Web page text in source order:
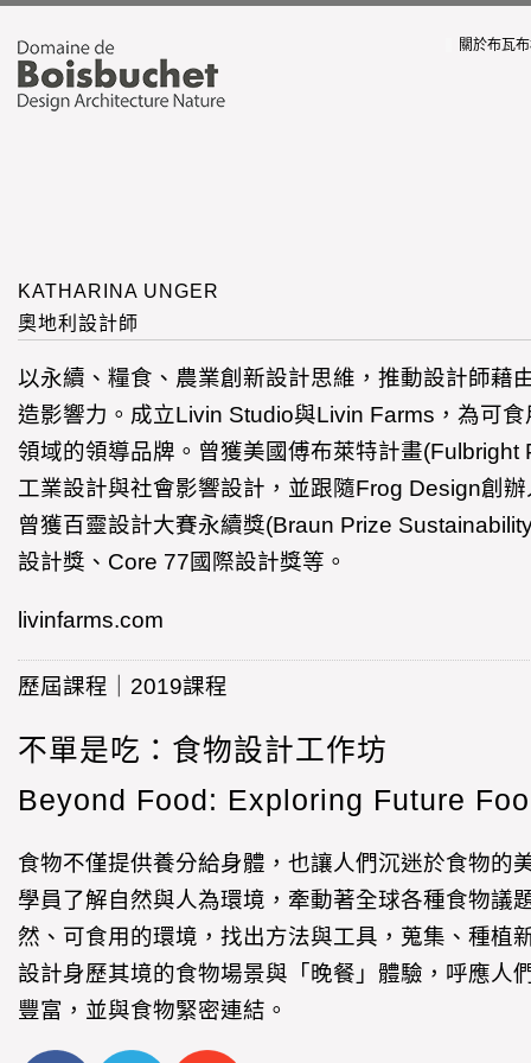
關於布瓦
KATHARINA UNGER
奧地利設計師
以永續、糧食、農業創新設計思維，推動設計師藉
造影響力。成立Livin Studio與Livin Farms，為可
領域的領導品牌。曾獲美國傅布萊特計畫(Fulbright
工業設計與社會影響設計，並跟隨Frog Design創
曾獲百靈設計大賽永續獎(Braun Prize
設計獎、Core 77國際設計獎等。
livinfarms.com
歷屆課程｜2019課程
不單是吃：食物設計工作坊
Beyond Food: Exploring Future
食物不僅提供養分給身體，也讓人們沉迷於食物的
學員了解自然與人為環境，牽動著全球各種食物議
然、可食用的環境，找出方法與工具，蒐集、種植
設計身歷其境的食物場景與「晚餐」體驗，呼應人
豐富，並與食物緊密連結。